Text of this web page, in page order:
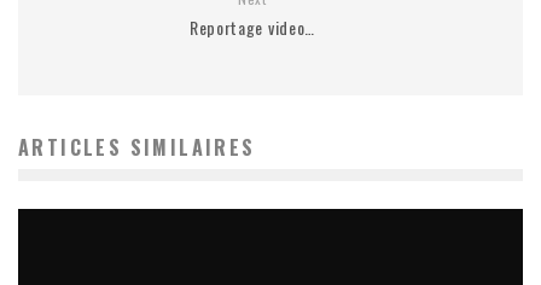
Reportage video…
ARTICLES SIMILAIRES